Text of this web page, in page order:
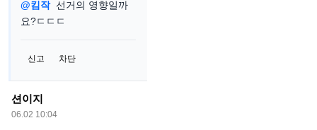
@킴작선거의 영향일까
요?ㄷㄷㄷ
신고 차단
션이지
06.02 10:04